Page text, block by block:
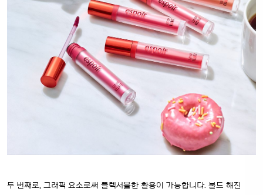
두 번째로, 그래픽 요소로써 플렉서블한 활용이 가능합니다. 볼드 해진